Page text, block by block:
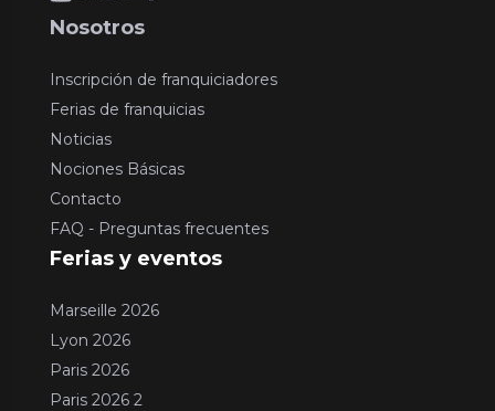
Nosotros
Inscripción de franquiciadores
Ferias de franquicias
Noticias
Nociones Básicas
Contacto
FAQ - Preguntas frecuentes
Ferias y eventos
Marseille 2026
Lyon 2026
Paris 2026
Paris 2026 2